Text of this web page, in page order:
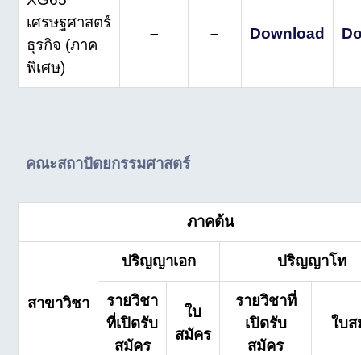
เศรษฐศาสตร์
ธุรกิจ (ภาค
พิเศษ)
– – Download
คณะสถาปัตยกรรมศาสตร์
ภาคต้น
สาขาวิชา
ปริญญาเอก ปริญญาโท
รายวิชา
ที่เปิดรับ
สมัคร
ใบ
สมัคร
รายวิชาที่
เปิดรับ
สมัคร
ใบส